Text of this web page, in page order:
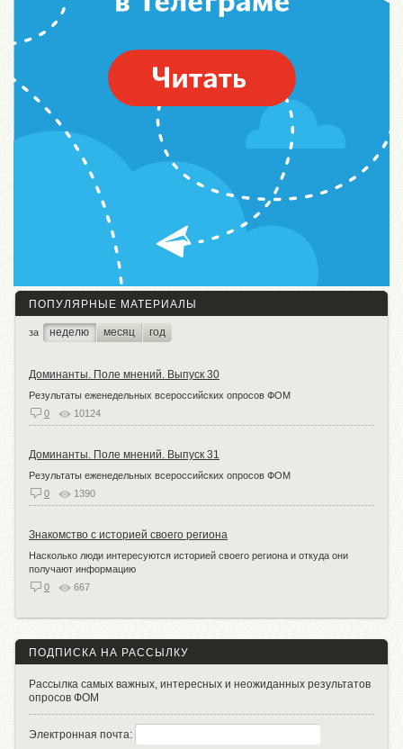
ПОПУЛЯРНЫЕ МАТЕРИАЛЫ
за неделю месяц год
Доминанты. Поле мнений. Выпуск 30
Результаты еженедельных всероссийских опросов ФОМ
0
10124
Доминанты. Поле мнений. Выпуск 31
Результаты еженедельных всероссийских опросов ФОМ
0
1390
Знакомство с историей своего региона
Насколько люди интересуются историей своего региона и откуда они
получают информацию
0
667
ПОДПИСКА НА РАССЫЛКУ
Рассылка самых важных, интересных и неожиданных результатов
опросов ФОМ
Электронная почта: